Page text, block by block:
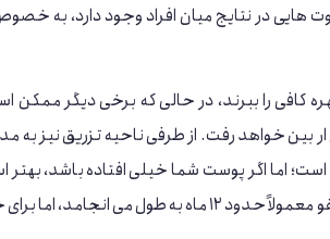
هایی در نتایج میان افراد وجود دارد، به
کافی را ببرند، در حالی که برخی دیگر ممکن
بین خواهد رفت. از طرفی ناحیه تزریق نیز
اما اگر پوست شما خیلی افتاده باشد،
جراحی متوسل شوید. همچنین، اثرات درمان هایفو معمولاً حدود